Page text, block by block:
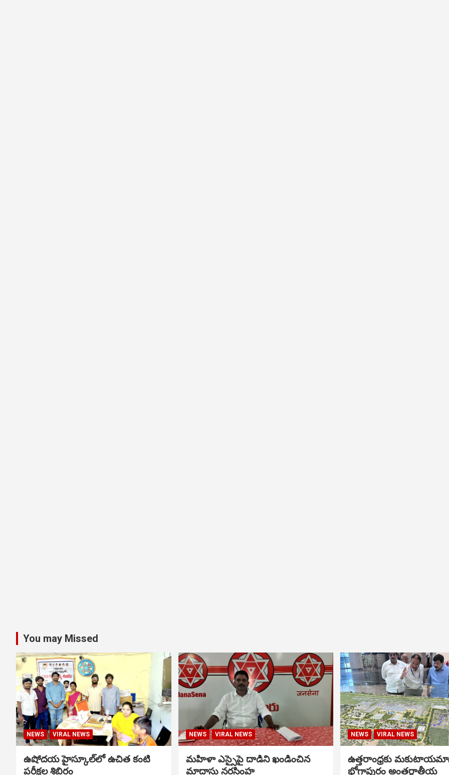
You may Missed
NEWS VIRAL NEWS
ఉషోదయ హైస్కూల్‌లో ఉచిత కంటి
పరీక్షల శిబిరం
NEWS VIRAL NEWS
మహిళా ఎస్సైపై దాడిని ఖండించిన
మాదాసు నరసింహ
NEWS VIRAL NEWS
ఉత్తరాంధ్రకు
భోగాపురం అంతర్జాతీయ